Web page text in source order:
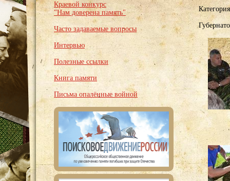
Краевой конкурс
"Нам доверена память"
Часто задаваемые вопросы
Интервью
Полезные ссылки
Книга памяти
Письма опалённые войной